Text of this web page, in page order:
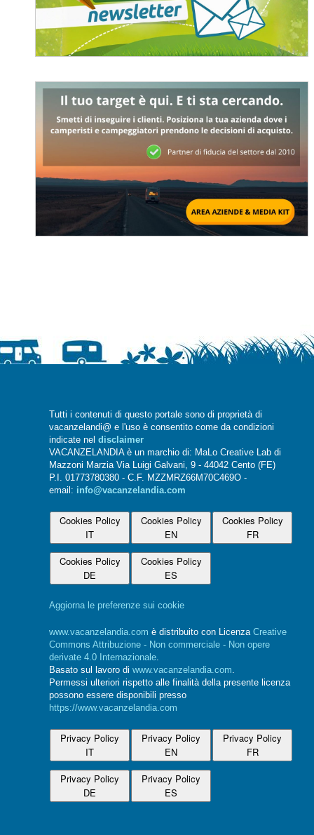
Tutti i contenuti di questo portale sono di proprietà di
vacanzelandi@ e l'uso è consentito come da condizioni
indicate nel disclaimer
VACANZELANDIA è un marchio di: MaLo Creative Lab di
Mazzoni Marzia Via Luigi Galvani, 9 - 44042 Cento (FE)
P.I. 01773780380 - C.F. MZZMRZ66M70C469O -
email: info@vacanzelandia.com
Cookies Policy
IT
Cookies Policy
EN
Cookies Policy
FR
Cookies Policy
DE
Cookies Policy
ES
Aggiorna le preferenze sui cookie
www.vacanzelandia.com è distribuito con Licenza Creative
Commons Attribuzione - Non commerciale - Non opere
derivate 4.0 Internazionale
Basato sul lavoro di www.vacanzelandia.com
Permessi ulteriori rispetto alle finalità della presente licenza
possono essere disponibili presso
https://www.vacanzelandia.com
Privacy Policy
IT
Privacy Policy
EN
Privacy Policy
FR
Privacy Policy
DE
Privacy Policy
ES